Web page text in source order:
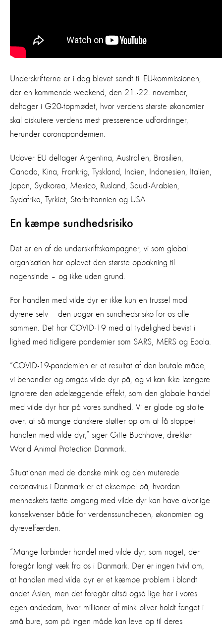
Underskrifterne er i dag blevet sendt til EU-kommissionen,
der en kommende weekend, den 21.-22. november,
deltager i G20-topmødet, hvor verdens største økonomier
skal diskutere verdens mest presserende udfordringer,
herunder coronapandemien.
Udover EU deltager Argentina, Australien, Brasilien,
Canada, Kina, Frankrig, Tyskland, Indien, Indonesien, Italien,
Japan, Sydkorea, Mexico, Rusland, Saudi-Arabien,
Sydafrika, Tyrkiet, Storbritannien og USA.
En kæmpe sundhedsrisiko
Det er en af de underskriftskampagner, vi som global
organisation har oplevet den største opbakning til
nogensinde – og ikke uden grund.
For handlen med vilde dyr er ikke kun en trussel mod
dyrene selv – den udgør en sundhedsrisiko for os alle
sammen. Det har COVID-19 med al tydelighed bevist i
lighed med tidligere pandemier som SARS, MERS og Ebola.
”COVID-19-pandemien er et resultat af den brutale måde,
vi behandler og omgås vilde dyr på, og vi kan ikke længere
ignorere den ødelæggende effekt, som den globale handel
med vilde dyr har på vores sundhed. Vi er glade og stolte
over, at så mange danskere støtter op om at få stoppet
handlen med vilde dyr,” siger Gitte Buchhave, direktør i
World Animal Protection Danmark.
Situationen med de danske mink og den muterede
coronavirus i Danmark er et eksempel på, hvordan
menneskets tætte omgang med vilde dyr kan have alvorlige
konsekvenser både for verdenssundheden, økonomien og
dyrevelfærden.
”Mange forbinder handel med vilde dyr, som noget, der
foregår langt væk fra os i Danmark. Der er ingen tvivl om,
at handlen med vilde dyr er et kæmpe problem i blandt
andet Asien, men det foregår altså også lige her i vores
egen andedam, hvor millioner af mink bliver holdt fanget i
små bure, som på ingen måde kan leve op til deres